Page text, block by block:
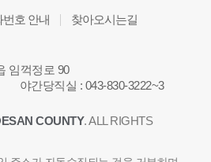
번호 안내
찾아오시는길
임꺽정로 90
야간당직실 : 043-830-3222~3
COUNTY. ALL RIGHTS